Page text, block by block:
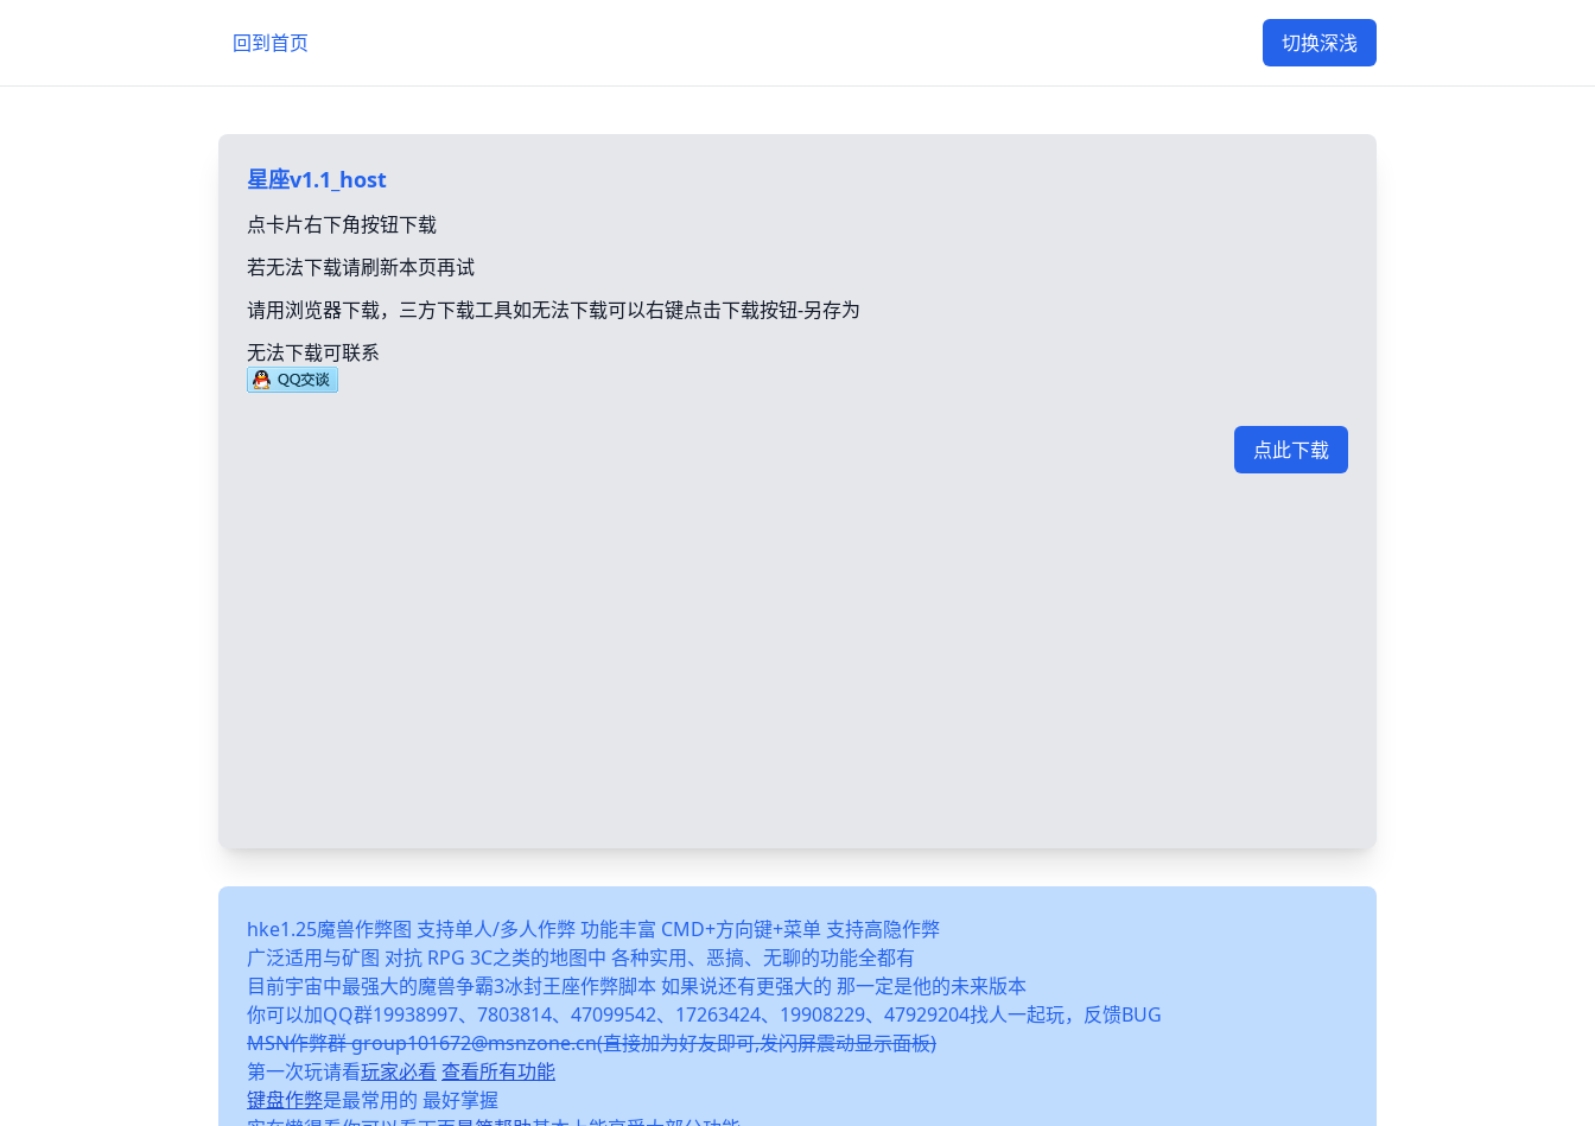
回到首页 切换深浅
星座v1.1_host
点卡片右下角按钮下载
若无法下载请刷新本页再试
请用浏览器下载，三方下载工具如无法下载可以右键点击下载按钮-另存为
无法下载可联系
点此下载
hke1.25魔兽作弊图 支持单人/多人作弊 功能丰富 CMD+方向键+菜单 支持高隐作弊
广泛适用与矿图 对抗 RPG 3C之类的地图中 各种实用、恶搞、无聊的功能全都有
目前宇宙中最强大的魔兽争霸3冰封王座作弊脚本 如果说还有更强大的 那一定是他的未来版本
你可以加QQ群19938997、7803814、47099542、17263424、19908229、47929204找人一起玩，反馈BUG
MSN作弊群 group101672@msnzone.cn(直接加为好友即可,发闪屏震动显示面板)
第一次玩请看玩家必看 查看所有功能
键盘作弊是最常用的 最好掌握